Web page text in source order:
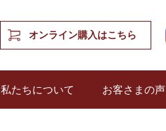
オンライン購入はこちら
私たちについて お客さまの声